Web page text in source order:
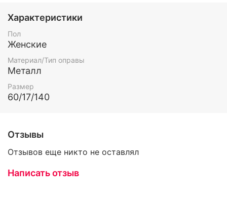
Характеристики
Пол
Женские
Материал/Тип оправы
Металл
Размер
60/17/140
Отзывы
Отзывов еще никто не оставлял
Написать отзыв